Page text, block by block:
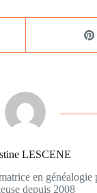
LESCENE
en
depuis 2008